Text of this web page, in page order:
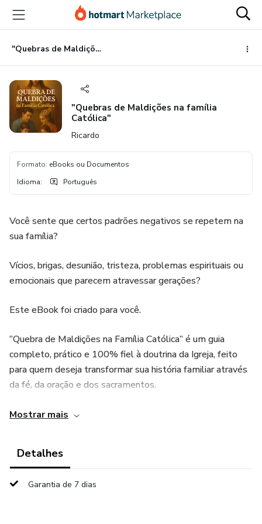
para
conteúdo
principal
para
pagamento
para
rodapé
"Quebras de Maldições na família Católica"
"Quebras de Maldições na família
Católica"
Ricardo
Formato: eBooks ou Documentos
Idioma: Português
Você sente que certos padrões negativos se repetem na
sua família?
Vícios, brigas, desunião, tristeza, problemas espirituais ou
emocionais que parecem atravessar gerações?
Este eBook foi criado para você.
“Quebra de Maldições na Família Católica” é um guia
completo, prático e 100% fiel à doutrina da Igreja, feito
para quem deseja transformar sua história familiar através
da fé, da oração e dos sacramentos.
Aqui você vai aprender:
✨ O que são influências familiares e como rompê-las
Mostrar mais
Detalhes
Garantia de 7 dias